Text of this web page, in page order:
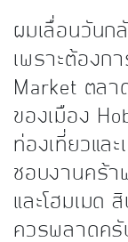
ผมเลื่อนวันก
เพราะต้องกา
Market ตลา
ของเมือง
ท่องเที่ยวแล
ชอบงานคร้า
และโฮมเมด
ควรพลาดครั